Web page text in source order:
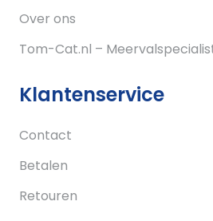
Over ons
Tom-Cat.nl –
Klantenservice
Contact
Betalen
Retouren